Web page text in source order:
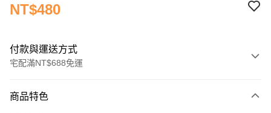
NT$480
付款與運送方式
宅配滿NT$688免運
信用卡一次付款
商品特色